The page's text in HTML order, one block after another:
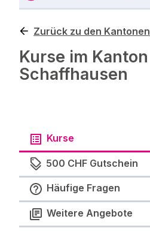
Zurück zu den Kantonen
Kurse im Kanton
Schaffhausen
Kurse
500 CHF Gutschein
Häufige Fragen
Weitere Angebote